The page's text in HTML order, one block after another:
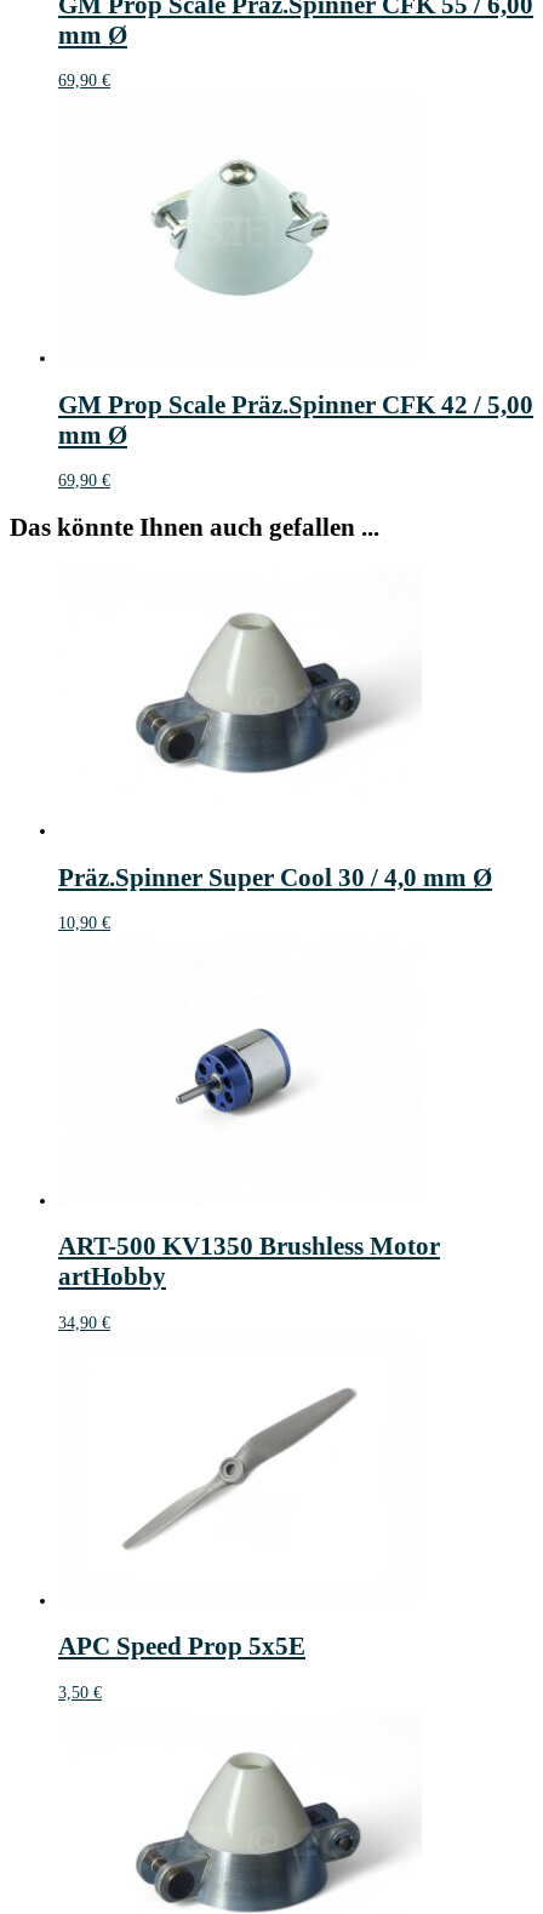
mm Ø
69,90 €
GM Prop Scale Präz.Spinner CFK 42 / 5,00
mm Ø
69,90 €
Das könnte Ihnen auch gefallen ...
Präz.Spinner Super Cool 30 / 4,0 mm Ø
10,90 €
ART-500 KV1350 Brushless Motor
artHobby
34,90 €
APC Speed Prop 5x5E
3,50 €